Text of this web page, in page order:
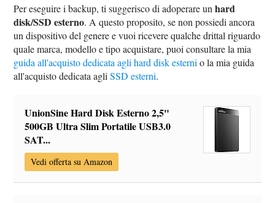
Per eseguire i backup, ti suggerisco di adoperare unhard
disk/SSD esterno. A questo proposito, se non possiedi ancora
un dispositivo del genere e vuoi ricevere qualche drittal riguardo
quale marca, modello e tipo acquistare, puoi consultare la mia
guida all'acquisto dedicata agli hard disk esterni o la mia guida
all'acquisto dedicata agliSSD esterni.
UnionSine Hard Disk Esterno 2,5"
500GB Ultra Slim Portatile USB3.0
SAT...
Vedi offerta su Amazon